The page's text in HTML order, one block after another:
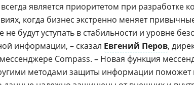
всегда является приоритетом при разработке
когда бизнес экстренно меняет
не будут уступать в стабильности и уровне
информации, – сказал Евгений Перов,
Compass. – Новая функция
методами защиты информации